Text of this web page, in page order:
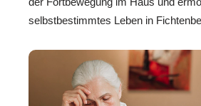
selbstbestimmtes Leben in